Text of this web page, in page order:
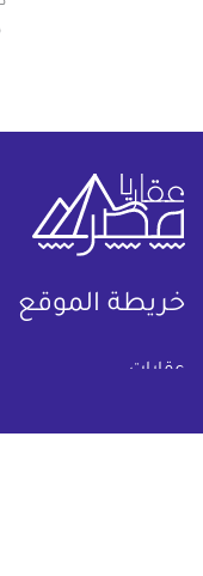
خريطة الموقع
عقارات